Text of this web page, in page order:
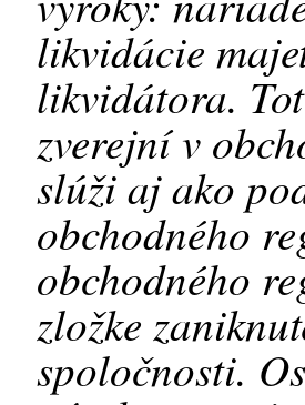
likvidácie
likvidátora.
zverejní v
slúži aj ako
obchodného
obchodného
zložke
spoločnosti.